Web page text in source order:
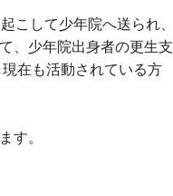
こして少年院へ送られ、
、少年院出身者の更生支
在も活動されている方
す。